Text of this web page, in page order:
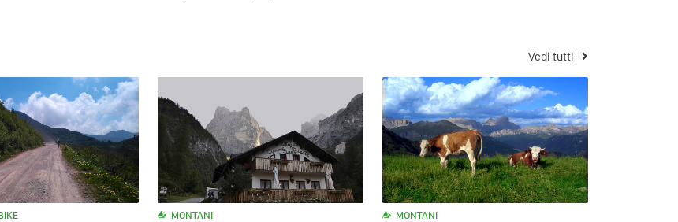
Vedi tutti
MONTANI MONTANI